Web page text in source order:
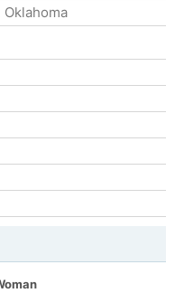
Oklahoma